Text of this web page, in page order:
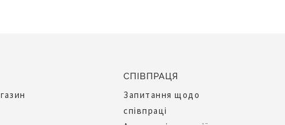
СПІВПРАЦЯ
Запитання щодо
співпраці